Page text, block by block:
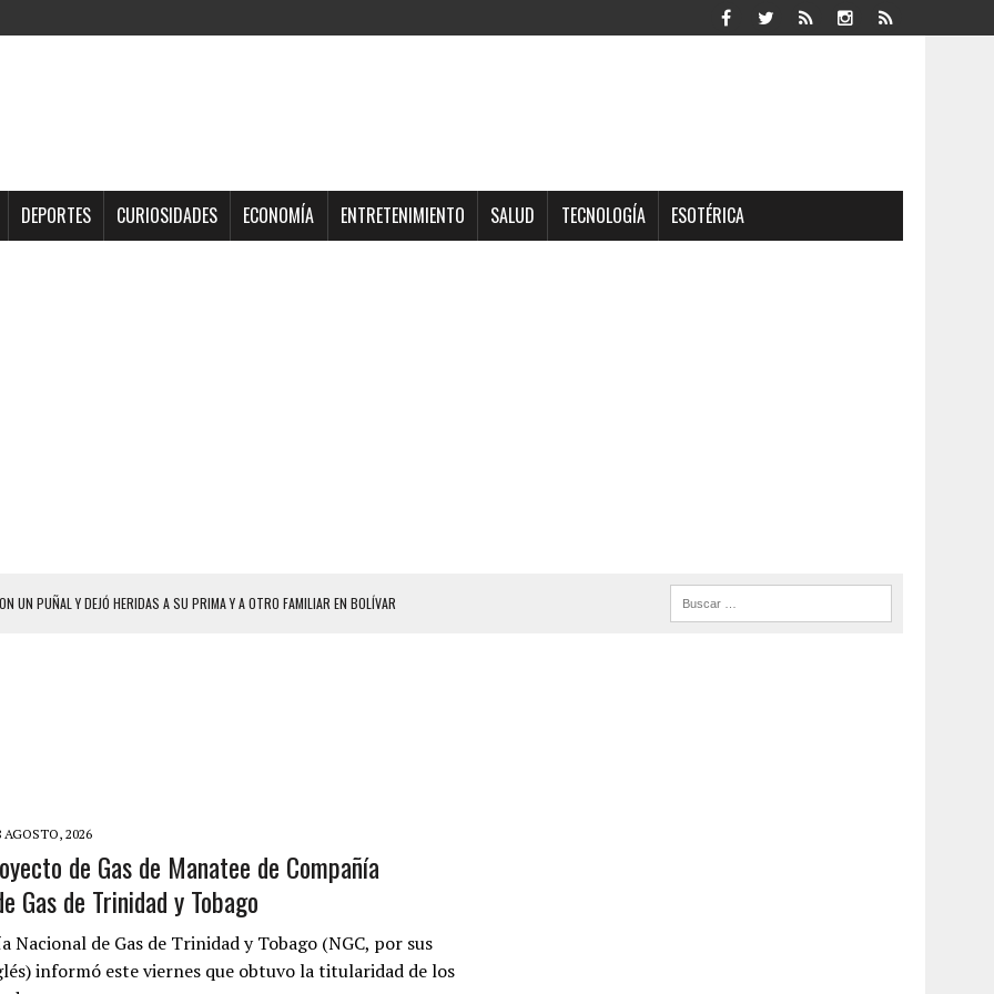
DEPORTES CURIOSIDADES ECONOMÍA ENTRETENIMIENTO SALUD TECNOLOGÍA ESOTÉRICA
EL MISMO DÍA EN SECTORES VECINOS
Y ABUSADA POR LA PAREJA DE SU ABUELA
VENEZOLANA EN REUNIÓN CON AMIGOS
DESENCADENÓ TRAGEDIA FAMILIAR
A UNA ADOLESCENTE DE 13 AÑOS TRAS ABUSAR DE ELLA
GRAN MAGNITUD EN ZONA INDUSTRIAL DE EL LLANITO
DE CHACAO
A SU PRIMA Y A OTRO FAMILIAR EN BOLÍVAR
AGOSTO, 2026
de Gas de Manatee de Compañía
Gas de Trinidad y Tobago
Nacional de Gas de Trinidad y Tobago (NGC, por sus
informó este viernes que obtuvo la titularidad de los